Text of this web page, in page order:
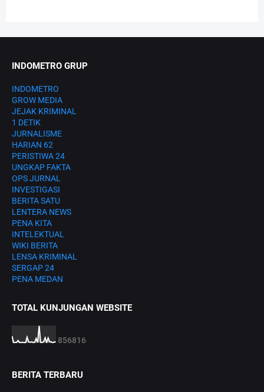
INDOMETRO GRUP
INDOMETRO
GROW MEDIA
JEJAK KRIMINAL
1 DETIK
JURNALISME
HARIAN 62
PERISTIWA 24
UNGKAP FAKTA
OPS JURNAL
INVESTIGASI
BERITA SATU
LENTERA NEWS
PENA KITA
INTELEKTUAL
WIKI BERITA
LENSA KRIMINAL
SERGAP 24
PENA MEDAN
TOTAL KUNJUNGAN WEBSITE
856816
BERITA TERBARU